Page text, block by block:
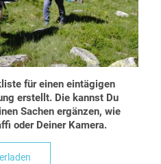
für einen eintägigen
erstellt. Die kannst Du
Sachen ergänzen, wie
oder Deiner Kamera.